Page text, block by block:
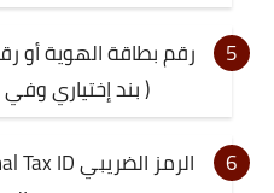
( بند إختياري